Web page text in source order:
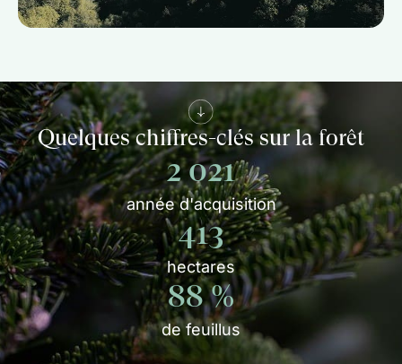
Quelques chiffres-clés sur la forêt
2 021
année d'acquisition
413
hectares
88%
de feuillus